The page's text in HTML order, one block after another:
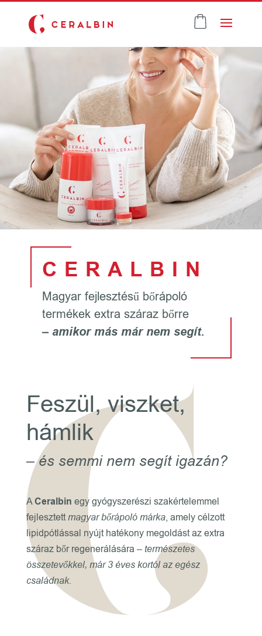
CERALBIN
Magyar fejlesztésű bőrápoló
termékek extra száraz bőrre
– amikor más már nem segít.
Feszül, viszket,
hámlik
– és semmi nem segít igazán?
ACeralbin egy gyógyszerészi szakértelemmel
fejlesztettmagyar bőrápoló márka, amely célzott
lipidpótlással nyújt hatékony megoldást az extra
száraz bőr regenerálására – természetes
összetevőkkel, már 3 éves kortól az egész
családnak.